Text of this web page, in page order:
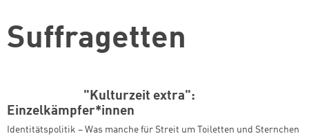
Suffragetten
"Kulturzeit extra":
Einzelkämpfer*innen
Identitätspolitik – Was manche für Streit um Toiletten und Sternchen